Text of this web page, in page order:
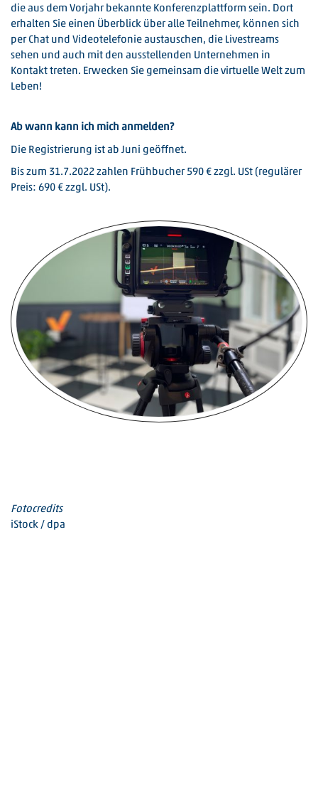
die aus dem Vorjahr bekannte Konferenzplattform sein. Dort
erhalten Sie einen Überblick über alle Teilnehmer, können sich
per Chat und Videotelefonie austauschen, die Livestreams
sehen und auch mit den ausstellenden Unternehmen in
Kontakt treten. Erwecken Sie gemeinsam die virtuelle Welt zum
Leben!
Ab wann kann ich mich anmelden?
Die Registrierung ist ab Juni geöffnet.
Bis zum 31.7.2022 zahlen Frühbucher 590 € zzgl. USt (regulärer
Preis: 690 € zzgl. USt).
Fotocredits
iStock / dpa